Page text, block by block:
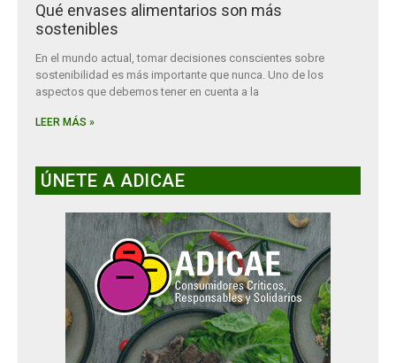
Qué envases alimentarios son más
sostenibles
En el mundo actual, tomar decisiones conscientes sobre
sostenibilidad es más importante que nunca. Uno de los
aspectos que debemos tener en cuenta a la
LEER MÁS »
ÚNETE A ADICAE